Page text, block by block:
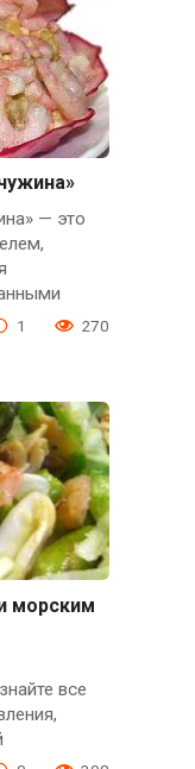
— это
1 270
морским
все